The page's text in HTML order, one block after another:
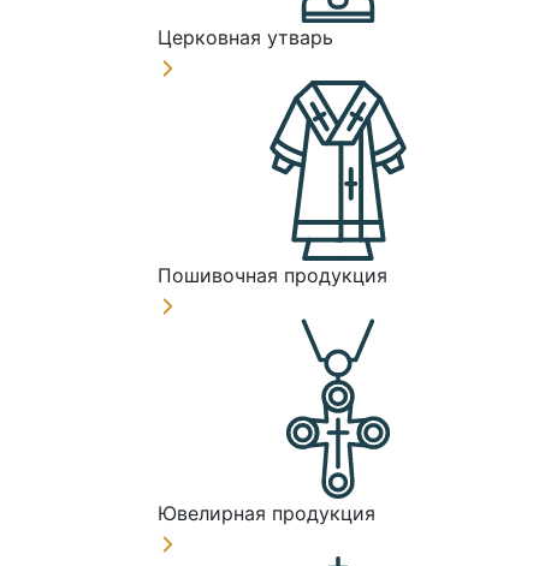
Церковная утварь
Пошивочная продукция
Ювелирная продукция